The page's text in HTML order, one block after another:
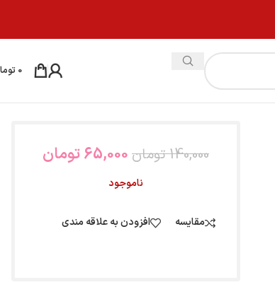
0
140,000 تومان 65,000تومان
ناموجود
مقایسه افزودن به علاقه مندی